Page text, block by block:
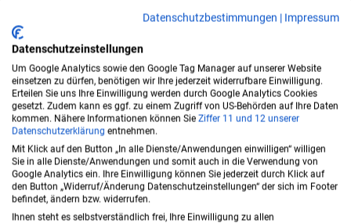
Allgemeine Information:
+49 3928 4863-30
Datenschutzbestimmungen | Impressum
Datenschutzeinstellungen
Um Google Analytics sowie den Google Tag Manager auf unserer Website
einsetzen zu dürfen, benötigen wir Ihre jederzeit widerrufbare Einwilligung.
Erteilen Sie uns Ihre Einwilligung werden durch Google Analytics Cookies
gesetzt. Zudem kann es ggf. zu einem Zugriff von US-Behörden auf Ihre Daten
kommen. Nähere Informationen können Sie Ziffer 11 und 12 unserer
Datenschutzerklärung entnehmen.
Mit Klick auf den Button „In alle Dienste/Anwendungen einwilligen“ willigen
Sie in alle Dienste/Anwendungen und somit auch in die Verwendung von
Google Analytics ein. Ihre Einwilligung können Sie jederzeit durch Klick auf
den Button „Widerruf/Änderung Datenschutzeinstellungen“ der sich im Footer
befindet, ändern bzw. widerrufen.
Ihnen steht es selbstverständlich frei, Ihre Einwilligung zu allen